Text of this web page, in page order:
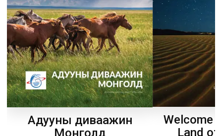
Адууны диваажин
Монголд
Welcome
Land of